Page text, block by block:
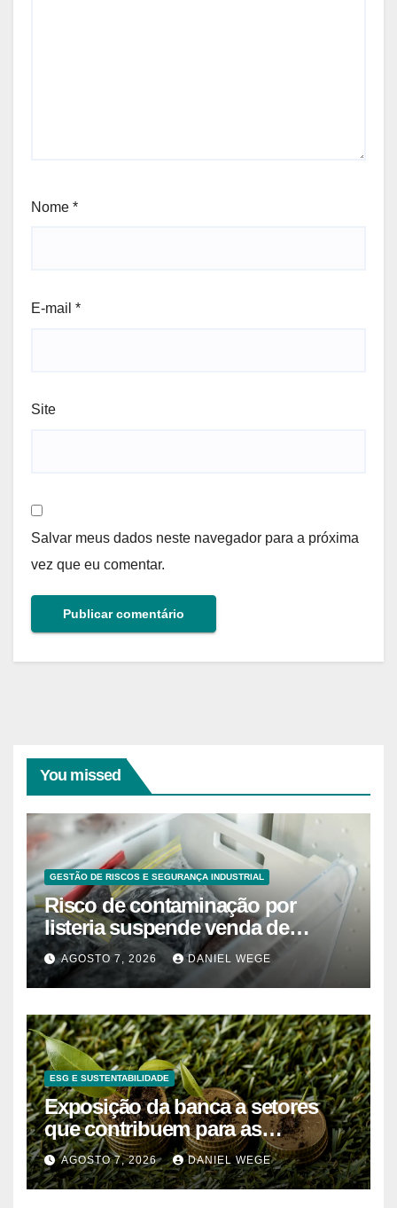
Nome *
E-mail *
Site
Salvar meus dados neste navegador para a próxima
vez que eu comentar.
You missed
GESTÃO DE RISCOS E SEGURANÇA INDUSTRIAL
Risco de contaminação por
listeria suspende venda de
mirtilos em fábricas da América
do Norte – Mix Vale
AGOSTO 7, 2026 DANIEL WEGE
ESG E SUSTENTABILIDADE
Exposição da banca a setores
que contribuem para as
alterações climáticas mantém-se
nos 62%
AGOSTO 7, 2026 DANIEL WEGE